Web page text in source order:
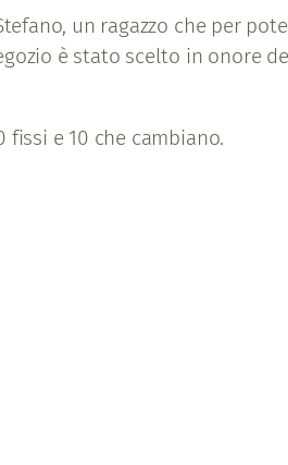
un ragazzo che per
è stato scelto in onore
e 10 che cambiano.